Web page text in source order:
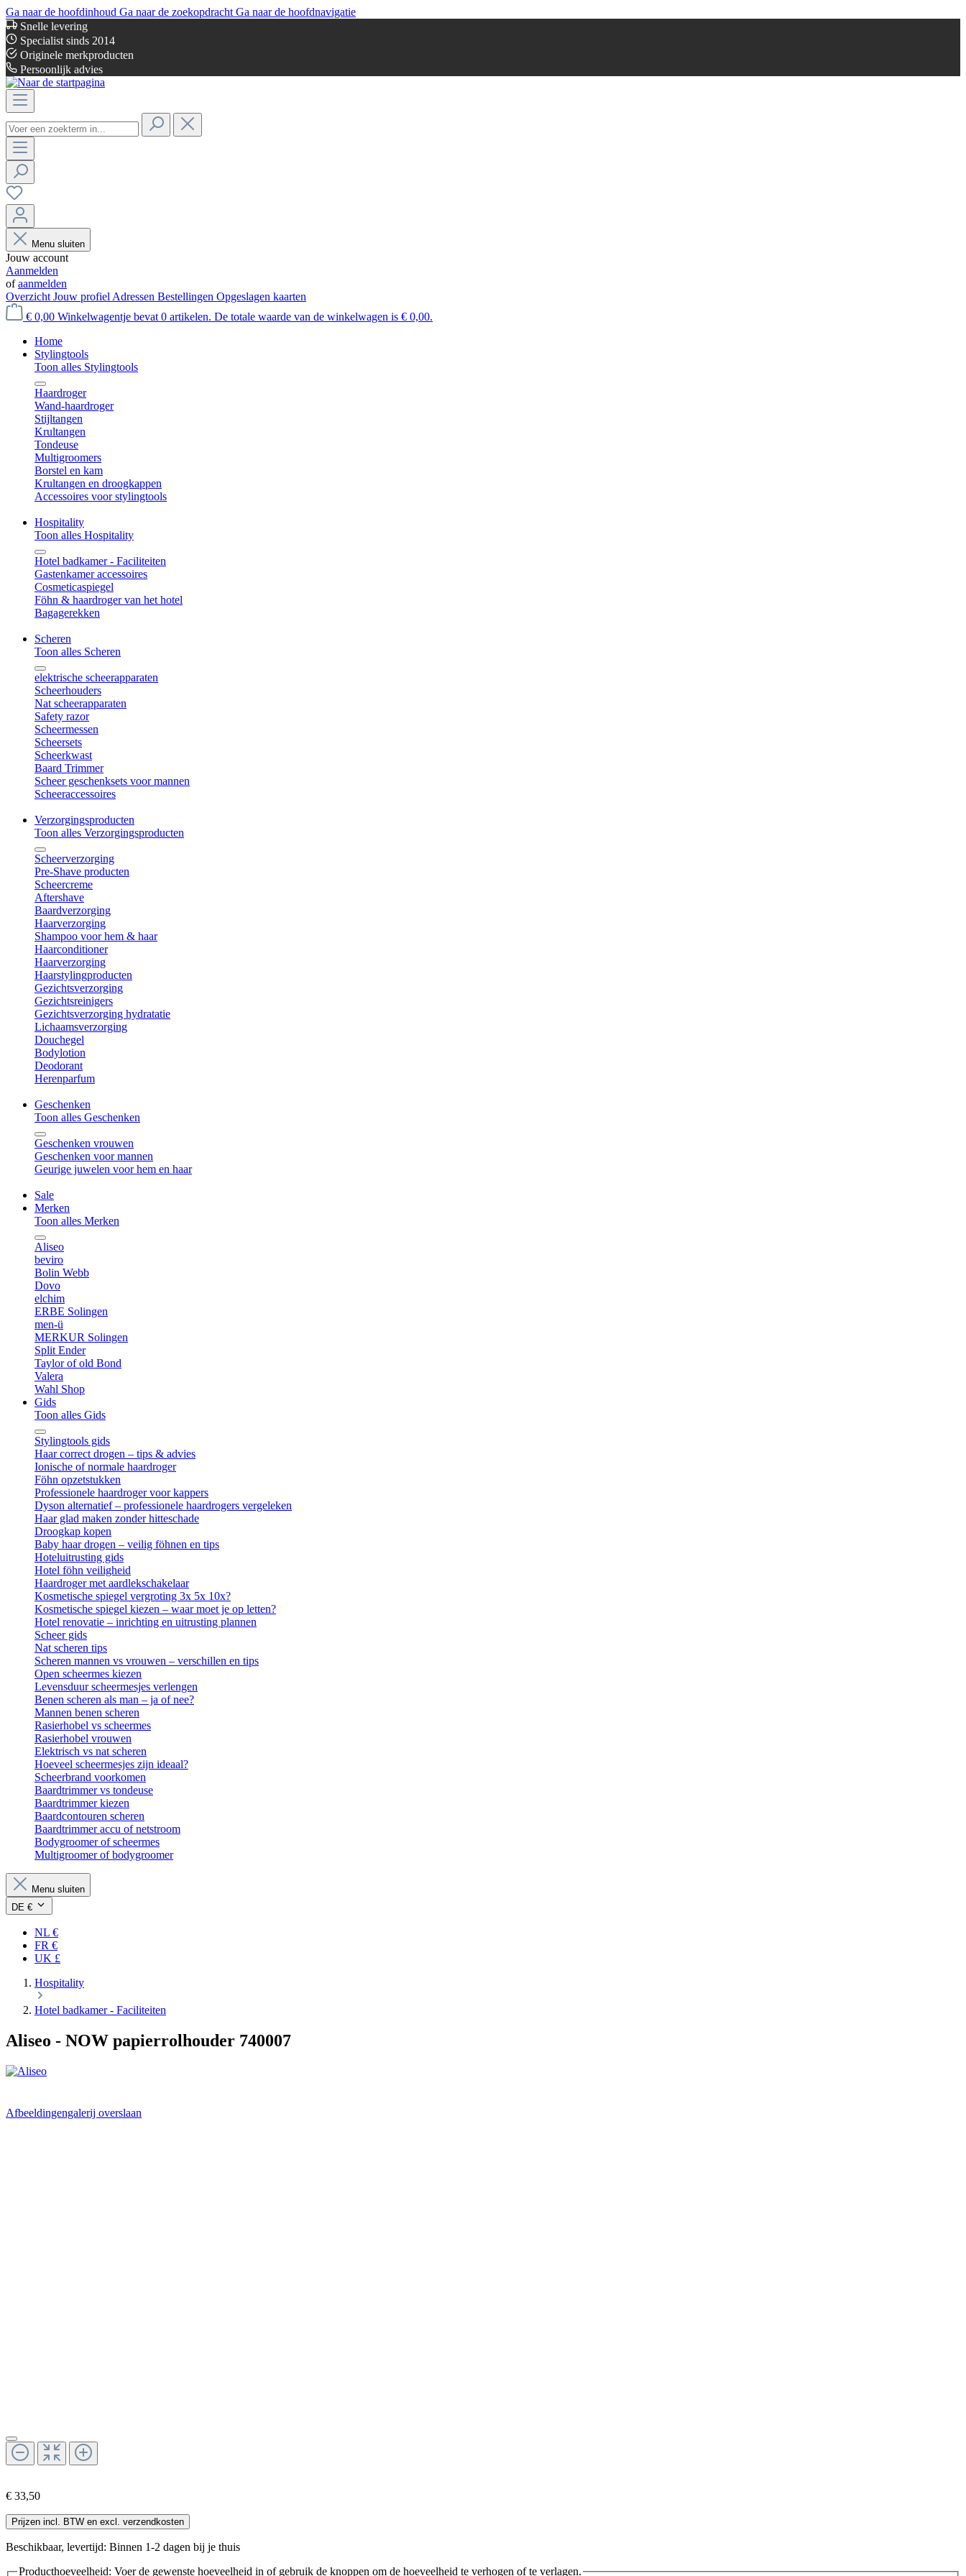
Ga naar de hoofdinhoud Ga naar de zoekopdracht Ga naar de hoofdnavigatie
Snelle levering
Specialist sinds 2014
Originele merkproducten
Persoonlijk advies
Menu sluiten
Jouw account
Aanmelden
ofaanmelden
Overzicht Jouw profiel Adressen Bestellingen Opgeslagen kaarten
€ 0,00 Winkelwagentje bevat 0 artikelen. De totale waarde van de winkelwagen is € 0,00.
Home
Stylingtools
Toon alles Stylingtools
Haardroger
Wand-haardroger
Stijltangen
Krultangen
Tondeuse
Multigroomers
Borstel en kam
Krultangen en droogkappen
Accessoires voor stylingtools
Hospitality
Toon alles Hospitality
Hotel badkamer - Faciliteiten
Gastenkamer accessoires
Cosmeticaspiegel
Föhn & haardroger van het hotel
Bagagerekken
Scheren
Toon alles Scheren
elektrische scheerapparaten
Scheerhouders
Nat scheerapparaten
Safety razor
Scheermessen
Scheersets
Scheerkwast
Baard Trimmer
Scheer geschenksets voor mannen
Scheeraccessoires
Verzorgingsproducten
Toon alles Verzorgingsproducten
Scheerverzorging
Pre-Shave producten
Scheercreme
Aftershave
Baardverzorging
Haarverzorging
Shampoo voor hem & haar
Haarconditioner
Haarverzorging
Haarstylingproducten
Gezichtsverzorging
Gezichtsreinigers
Gezichtsverzorging hydratatie
Lichaamsverzorging
Douchegel
Bodylotion
Deodorant
Herenparfum
Geschenken
Toon alles Geschenken
Geschenken vrouwen
Geschenken voor mannen
Geurige juwelen voor hem en haar
Sale
Merken
Toon alles Merken
Aliseo
beviro
Bolin Webb
Dovo
elchim
ERBE Solingen
men-ü
MERKUR Solingen
Split Ender
Taylor of old Bond
Valera
Wahl Shop
Gids
Toon alles Gids
Stylingtools gids
Haar correct drogen – tips & advies
Ionische of normale haardroger
Föhn opzetstukken
Professionele haardroger voor kappers
Dyson alternatief – professionele haardrogers vergeleken
Haar glad maken zonder hitteschade
Droogkap kopen
Baby haar drogen – veilig föhnen en tips
Hoteluitrusting gids
Hotel föhn veiligheid
Haardroger met aardlekschakelaar
Kosmetische spiegel vergroting 3x 5x 10x?
Kosmetische spiegel kiezen – waar moet je op letten?
Hotel renovatie – inrichting en uitrusting plannen
Scheer gids
Nat scheren tips
Scheren mannen vs vrouwen – verschillen en tips
Open scheermes kiezen
Levensduur scheermesjes verlengen
Benen scheren als man – ja of nee?
Mannen benen scheren
Rasierhobel vs scheermes
Rasierhobel vrouwen
Elektrisch vs nat scheren
Hoeveel scheermesjes zijn ideaal?
Scheerbrand voorkomen
Baardtrimmer vs tondeuse
Baardtrimmer kiezen
Baardcontouren scheren
Baardtrimmer accu of netstroom
Bodygroomer of scheermes
Multigroomer of bodygroomer
Menu sluiten
DE €
NL €
FR €
UK £
Hospitality
Hotel badkamer - Faciliteiten
Aliseo - NOW papierrolhouder 740007
Afbeeldingengalerij overslaan
€ 33,50
Prijzen incl. BTW en excl. verzendkosten
Beschikbaar, levertijd: Binnen 1-2 dagen bij je thuis
Producthoeveelheid: Voer de gewenste hoeveelheid in of gebruik de knoppen om de hoeveelheid te verhogen of te verlagen.